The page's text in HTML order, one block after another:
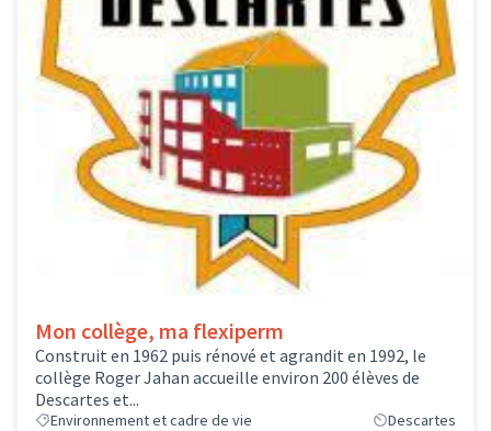
Mon collège, ma flexiperm
Construit en 1962 puis rénové et agrandit en 1992, le
collège Roger Jahan accueille environ 200 élèves de
Descartes et...
Environnement et cadre de vie Descartes